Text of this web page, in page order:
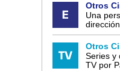
Otros
Una
Otros
Series y
TV por